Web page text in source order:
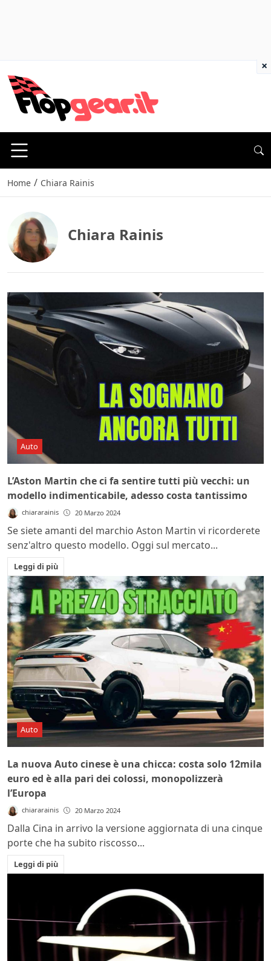
Home / Chiara Rainis
Chiara Rainis
Auto
L’Aston Martin che ci fa sentire tutti più vecchi: un
modello indimenticabile, adesso costa tantissimo
chiararainis 20 Marzo 2024
Se siete amanti del marchio Aston Martin vi ricorderete
senz'altro questo modello. Oggi sul mercato...
Leggi di più
Auto
La nuova Auto cinese è una chicca: costa solo 12mila
euro ed è alla pari dei colossi, monopolizzerà
l’Europa
chiararainis 20 Marzo 2024
Dalla Cina in arrivo la versione aggiornata di una cinque
porte che ha subito riscosso...
Leggi di più
×